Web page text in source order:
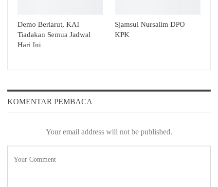
Demo Berlarut, KAI
Tiadakan Semua Jadwal
Hari Ini
Sjamsul Nursalim DPO
KPK
KOMENTAR PEMBACA
Your email address will not be published.